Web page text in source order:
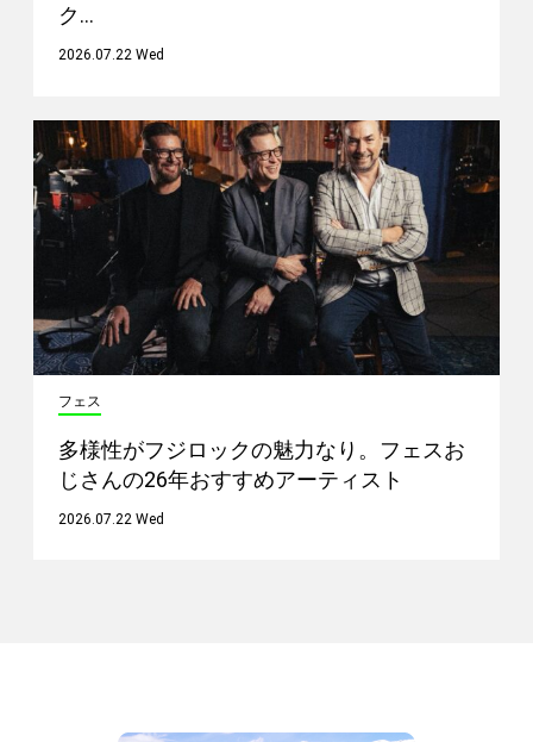
ク…
2026.07.22 Wed
フェス
多様性がフジロックの魅力なり。フェスお
じさんの26年おすすめアーティスト
2026.07.22 Wed